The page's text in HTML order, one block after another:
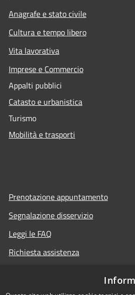
Anagrafe e stato civile
Cultura e tempo libero
Vita lavorativa
Imprese e Commercio
Appalti pubblici
Catasto e urbanistica
Turismo
Mobilità e trasporti
Prenotazione appuntamento
Segnalazione disservizio
Leggi le FAQ
Richiesta assistenza